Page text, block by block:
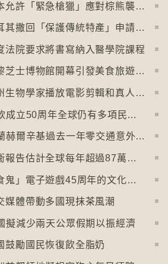
【十萬八千里】日本允許「緊急槍獵」應對棕熊襲擊人類事件急增
【十萬八千里】土耳其撒回「保護傳統特產」申請德國烤肉多樣性獲保護
法院要求將書寫納入醫學院課程
【十萬八千里】巴黎芝士博物館開幕引發美食旅遊熱潮
【十萬八千里】加州生物學家播放電影剪輯和真人聲音驅狼
【十萬八千里】⁠微軟成立50周年全球仍有多項民生系統沿用舊視窗系統
【十萬八千里】⁠芬蘭赫爾辛基過去一年零交通意外致死個案
【十萬八千里】世衞報告估計全球每年超過87萬死亡個案與孤獨病有關
【十萬八千里】「食鬼」電子遊戲45周年的文化現象
媒體帶動多國現抹茶風潮
擬減少兩天公眾假期以振經濟
鼓勵國民恢復飲全脂奶